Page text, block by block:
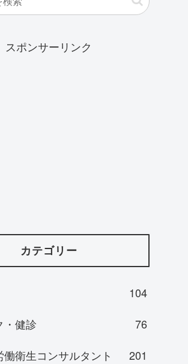
スポンサーリンク
カテゴリー
104
・健診
76
衛生コンサルタント
201